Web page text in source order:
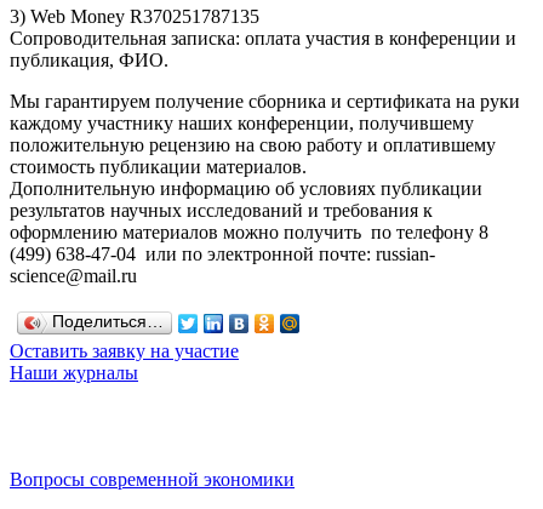
3) Web Money R370251787135
Сопроводительная записка: оплата участия в конференции и
публикация, ФИО.
Мы гарантируем получение сборника и сертификата на руки
каждому участнику наших конференции, получившему
положительную рецензию на свою работу и оплатившему
стоимость публикации материалов.
Дополнительную информацию об условиях публикации
результатов научных исследований и требования к
оформлению материалов можно получить по телефону 8
(499) 638-47-04 или по электронной почте: russian-
science@mail.ru
Поделиться…
Оставить заявку на участие
Наши журналы
Вопросы современной экономики